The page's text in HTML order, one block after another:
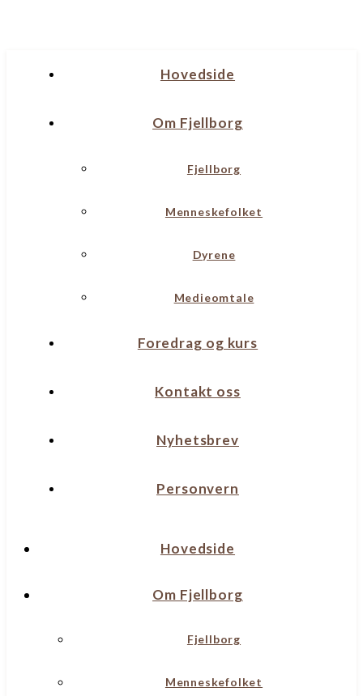
Hovedside
Om Fjellborg
Fjellborg
Menneskefolket
Dyrene
Medieomtale
Foredrag og kurs
Kontakt oss
Nyhetsbrev
Personvern
Hovedside
Om Fjellborg
Fjellborg
Menneskefolket